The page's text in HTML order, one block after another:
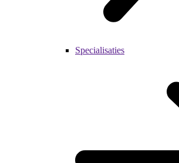
Specialisaties